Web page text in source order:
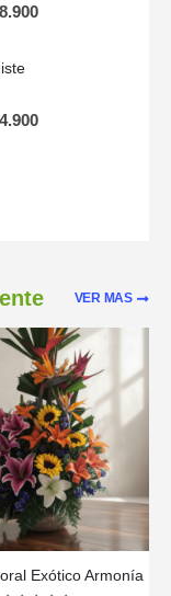
VER MAS
Exótico Armonía